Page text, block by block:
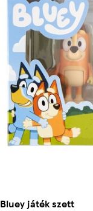
Bluey játék szett